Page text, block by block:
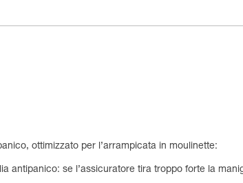
ottimizzato per l’arrampicata in moulinette:
antipanico: se l’assicuratore tira troppo forte la